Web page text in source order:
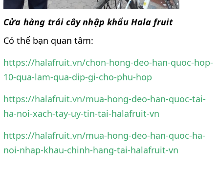
Cửa hàng trái cây nhập khẩu Hala fruit
Có thể bạn quan tâm:
https://halafruit.vn/chon-hong-deo-han-quoc-hop-
10-qua-lam-qua-dip-gi-cho-phu-hop
https://halafruit.vn/mua-hong-deo-han-quoc-tai-
ha-noi-xach-tay-uy-tin-tai-halafruit-vn
https://halafruit.vn/mua-hong-deo-han-quoc-ha-
noi-nhap-khau-chinh-hang-tai-halafruit-vn